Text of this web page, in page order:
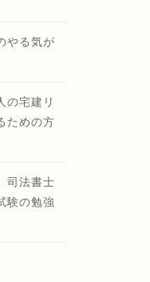
やる気が
の宅建リ
ための方
司法書士
験の勉強